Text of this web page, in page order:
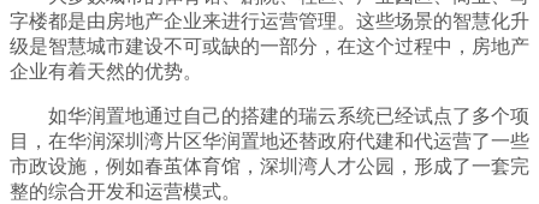
字楼都是由房地产企业来进行运营管理。这些场景的智慧化升
级是智慧城市建设不可或缺的一部分，在这个过程中，房地产
企业有着天然的优势。
如华润置地通过自己的搭建的瑞云系统已经试点了多个项
目，在华润深圳湾片区华润置地还替政府代建和代运营了一些
市政设施，例如春茧体育馆，深圳湾人才公园，形成了一套完
整的综合开发和运营模式。